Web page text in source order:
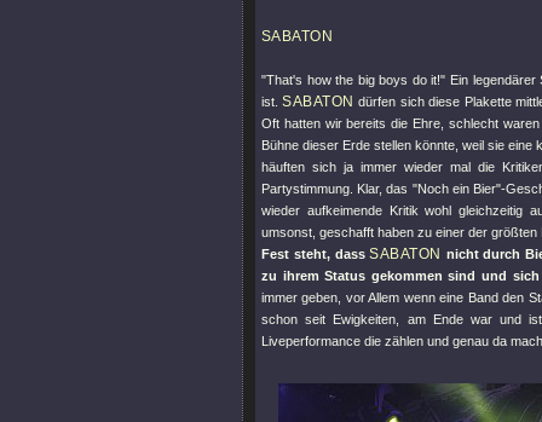
SABATON
"That's how the big boys do it!" Ein legendärer
ist.SABATON dürfen sich diese Plakette
Oft hatten wir bereits die Ehre, schlecht
Bühne dieser Erde stellen könnte, weil sie
häuften sich ja immer wieder mal die
Partystimmung. Klar, das "Noch ein Bier"-
wieder aufkeimende Kritik wohl gleichzeitig
umsonst, geschafft haben zu einer der
Fest steht, dassSABATON nicht durch
zu ihrem Status gekommen sind und
immer geben, vor Allem wenn eine Band den
schon seit Ewigkeiten, am Ende war und
Liveperformance die zählen und genau da